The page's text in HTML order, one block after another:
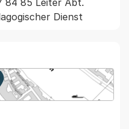
84 85 Leiter Abt.
Karte von MapBS.
Link, wird in einem